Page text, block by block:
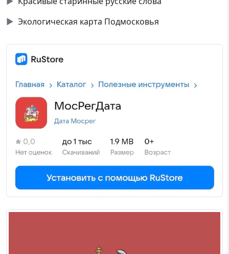
▶ Экологическая карта Подмосковья